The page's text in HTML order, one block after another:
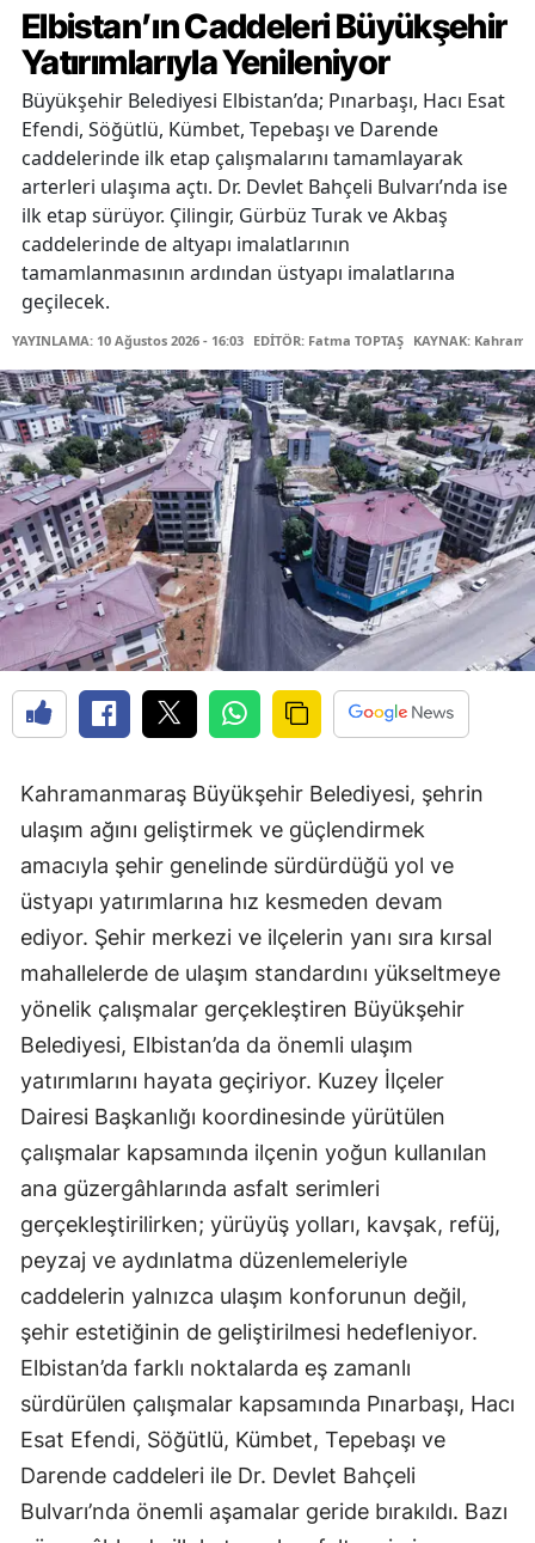
Elbistan’ın Caddeleri Büyükşehir
Yatırımlarıyla Yenileniyor
Büyükşehir Belediyesi Elbistan’da; Pınarbaşı, Hacı Esat
Efendi, Söğütlü, Kümbet, Tepebaşı ve Darende
caddelerinde ilk etap çalışmalarını tamamlayarak
arterleri ulaşıma açtı. Dr. Devlet Bahçeli Bulvarı’nda ise
ilk etap sürüyor. Çilingir, Gürbüz Turak ve Akbaş
caddelerinde de altyapı imalatlarının
tamamlanmasının ardından üstyapı imalatlarına
geçilecek.
YAYINLAMA: 10 Ağustos 2026 - 16:03 EDİTÖR: Fatma TOPTAŞ KAYNAK:
Kahramanmaraş Büyükşehir Belediyesi, şehrin
ulaşım ağını geliştirmek ve güçlendirmek
amacıyla şehir genelinde sürdürdüğü yol ve
üstyapı yatırımlarına hız kesmeden devam
ediyor. Şehir merkezi ve ilçelerin yanı sıra kırsal
mahallelerde de ulaşım standardını yükseltmeye
yönelik çalışmalar gerçekleştiren Büyükşehir
Belediyesi, Elbistan’da da önemli ulaşım
yatırımlarını hayata geçiriyor. Kuzey İlçeler
Dairesi Başkanlığı koordinesinde yürütülen
çalışmalar kapsamında ilçenin yoğun kullanılan
ana güzergâhlarında asfalt serimleri
gerçekleştirilirken; yürüyüş yolları, kavşak, refüj,
peyzaj ve aydınlatma düzenlemeleriyle
caddelerin yalnızca ulaşım konforunun değil,
şehir estetiğinin de geliştirilmesi hedefleniyor.
Elbistan’da farklı noktalarda eş zamanlı
sürdürülen çalışmalar kapsamında Pınarbaşı, Hacı
Esat Efendi, Söğütlü, Kümbet, Tepebaşı ve
Darende caddeleri ile Dr. Devlet Bahçeli
Bulvarı’nda önemli aşamalar geride bırakıldı. Bazı